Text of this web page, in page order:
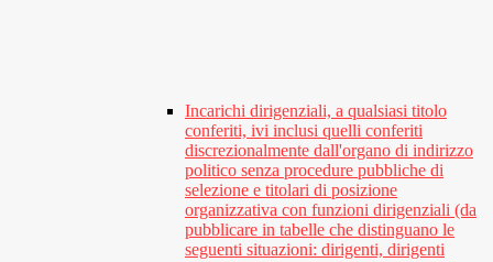
Incarichi dirigenziali, a qualsiasi titolo
conferiti, ivi inclusi quelli conferiti
discrezionalmente dall'organo di indirizzo
politico senza procedure pubbliche di
selezione e titolari di posizione
organizzativa con funzioni dirigenziali (da
pubblicare in tabelle che distinguano le
seguenti situazioni: dirigenti, dirigenti